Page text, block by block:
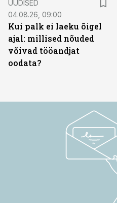
UUDISED
04.08.26, 09:00
Kui palk ei laeku õigel
ajal: millised nõuded
võivad tööandjat
oodata?